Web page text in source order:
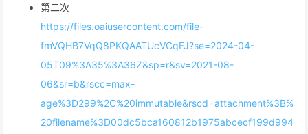
第二次
https://files.oaiusercontent.com/file-
fmVQHB7VqQ8PKQAATUcVCqFJ?se=2024-04-
05T09%3A35%3A36Z&sp=r&sv=2021-08-
06&sr=b&rscc=max-
age%3D299%2C%20immutable&rscd=attachment%3B%
20filename%3D00dc5bca160812b1975abcecf199d994